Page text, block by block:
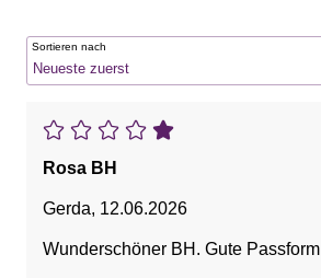
Sortieren nach
Rosa BH
Gerda, 12.06.2026
Wunderschöner BH. Gute Passform